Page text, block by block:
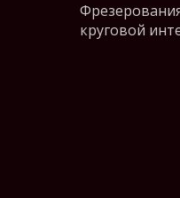
круговой